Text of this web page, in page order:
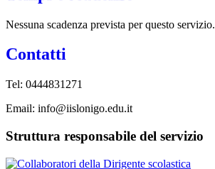
Nessuna scadenza prevista per questo servizio.
Contatti
Tel: 0444831271
Email: info@iislonigo.edu.it
Struttura responsabile del servizio